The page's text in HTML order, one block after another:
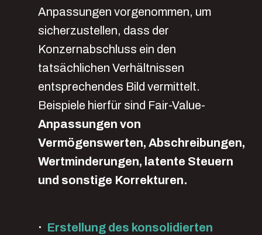
Anpassungen vorgenommen, um
sicherzustellen, dass der
Konzernabschluss ein den
tatsächlichen Verhältnissen
entsprechendes Bild vermittelt.
Beispiele hierfür sind Fair-Value-
Anpassungen von
Vermögenswerten, Abschreibungen,
Wertminderungen, latente Steuern
und sonstige Korrekturen.
· Erstellung des konsolidierten